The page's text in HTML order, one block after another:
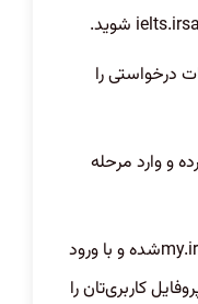
شوید.
درخواستی را
و وارد مرحله
‌شده و با ورود
کاربری‌تان را